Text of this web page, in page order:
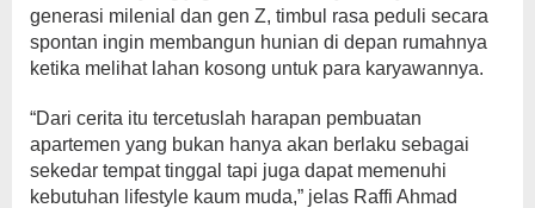
generasi milenial dan gen Z, timbul rasa peduli secara
spontan ingin membangun hunian di depan rumahnya
ketika melihat lahan kosong untuk para karyawannya.
“Dari cerita itu tercetuslah harapan pembuatan
apartemen yang bukan hanya akan berlaku sebagai
sekedar tempat tinggal tapi juga dapat memenuhi
kebutuhan lifestyle kaum muda,” jelas Raffi Ahmad